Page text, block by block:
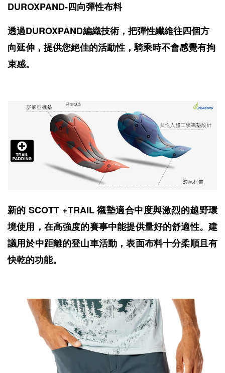
DUROXPAND-四向彈性布料
透過DUROXPAND編織技術，把彈性纖維往四個方
向延伸，提供您絕佳的活動性，騎乘時不會感覺有拘
束感。
新的 SCOTT +TRAIL 襯墊適合中度與激烈的越野環
境使用，在高強度的賽事中能提供量好的舒適性。建
議用於中距離的登山車活動，表面布料十分柔順且有
快乾的功能。